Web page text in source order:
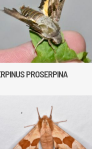
PROSERPINA